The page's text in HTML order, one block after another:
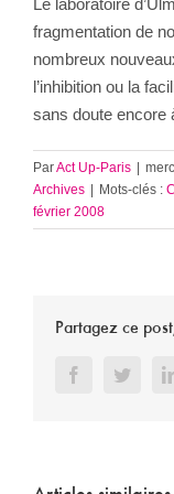
fragmentation de
nombreux
l’inhibition ou la
sans doute encore
ParAct Up-Paris |
Archives | Mots-clés :
février 2008
Partagez ce
Facebook